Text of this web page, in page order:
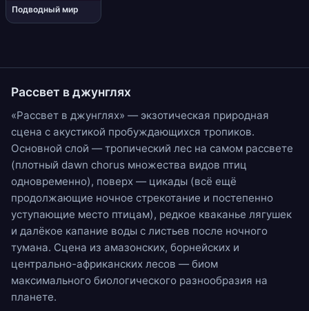
Подводный мир
Рассвет в джунглях
«Рассвет в джунглях» — экзотическая природная
сцена с акустикой пробуждающихся тропиков.
Основной слой — тропический лес на самом рассвете
(плотный dawn chorus множества видов птиц
одновременно), поверх — цикады (всё ещё
продолжающие ночное стрекотание и постепенно
уступающие место птицам), редкое кваканье лягушек
и далёкое капание воды с листьев после ночного
тумана. Сцена из амазонских, борнейских и
центрально-африканских лесов — биом
максимального биологического разнообразия на
планете.